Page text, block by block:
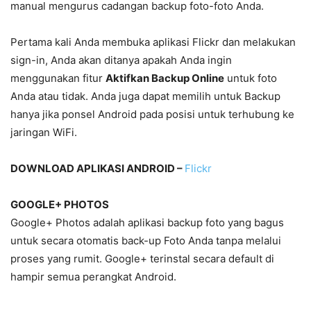
manual mengurus cadangan backup foto-foto Anda.
Pertama kali Anda membuka aplikasi Flickr dan melakukan
sign-in, Anda akan ditanya apakah Anda ingin
menggunakan fitur Aktifkan Backup Online untuk foto
Anda atau tidak. Anda juga dapat memilih untuk Backup
hanya jika ponsel Android pada posisi untuk terhubung ke
jaringan WiFi.
DOWNLOAD APLIKASI ANDROID – Flickr
GOOGLE+ PHOTOS
Google+ Photos adalah aplikasi backup foto yang bagus
untuk secara otomatis back-up Foto Anda tanpa melalui
proses yang rumit. Google+ terinstal secara default di
hampir semua perangkat Android.